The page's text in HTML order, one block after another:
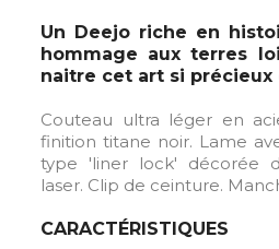
Un Deejo riche en
hommage aux terres
naitre cet art si précieux
Couteau ultra léger en
finition titane noir. Lame
type 'liner lock' décorée
laser. Clip de ceinture.
CARACTÉRISTIQUES